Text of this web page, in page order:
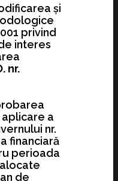
şi
privind
interes
nr.
a
nr.
financiară
perioada
de